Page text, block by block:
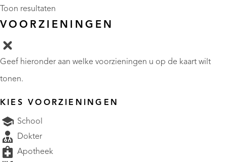
Toon resultaten
VOORZIENINGEN
Geef hieronder aan welke voorzieningen u op de kaart wilt
tonen.
KIES VOORZIENINGEN
School
Dokter
Apotheek